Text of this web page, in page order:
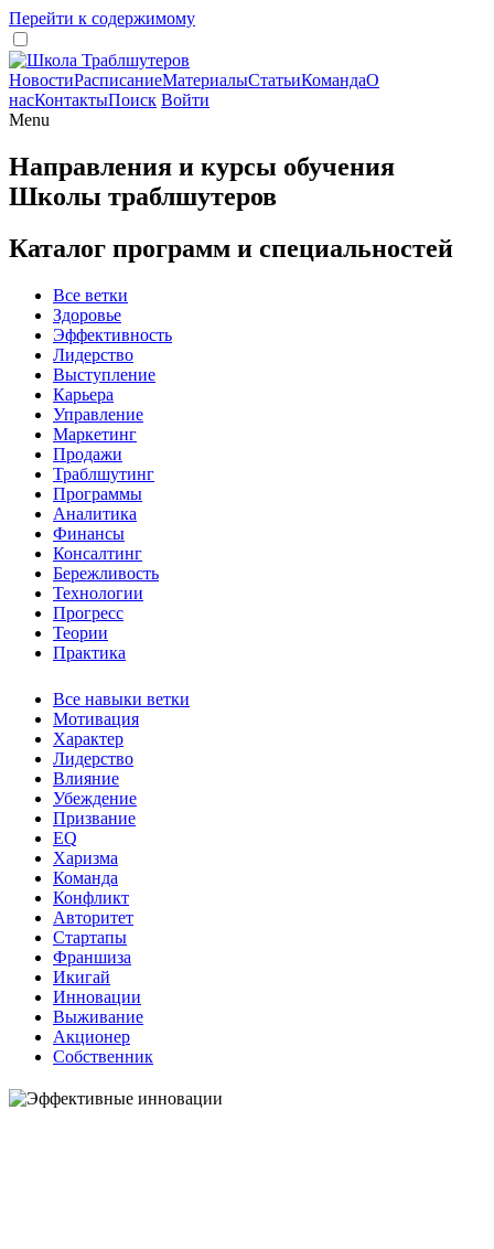
Перейти к содержимому
НовостиРасписаниеМатериалыСтатьиКомандаО
насКонтактыПоиск Войти
Menu
Направления и курсы обучения
Школы траблшутеров
Каталог программ и специальностей
Все ветки
Здоровье
Эффективность
Лидерство
Выступление
Карьера
Управление
Маркетинг
Продажи
Траблшутинг
Программы
Аналитика
Финансы
Консалтинг
Бережливость
Технологии
Прогресс
Теории
Практика
Все навыки ветки
Мотивация
Характер
Лидерство
Влияние
Убеждение
Призвание
EQ
Харизма
Команда
Конфликт
Авторитет
Стартапы
Франшиза
Икигай
Инновации
Выживание
Акционер
Собственник